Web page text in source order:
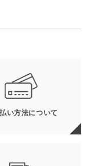
い方法について